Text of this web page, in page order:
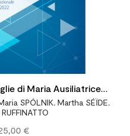
di Maria Ausiliatrice
2022) - Percorsi, sfide
SPÓLNIK,Martha SÉÏDE,
€